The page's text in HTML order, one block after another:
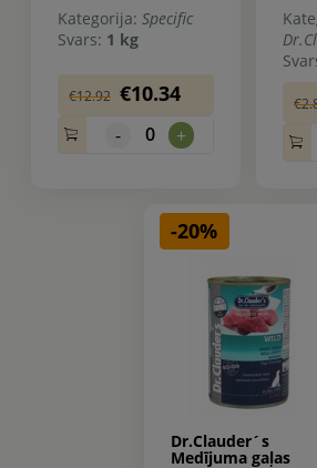
Kategorija: Specific
Svars: 1 kg
€12.92 €10.34
- 0 +
-20%
Dr.Clauder´s
Medījuma gaļas